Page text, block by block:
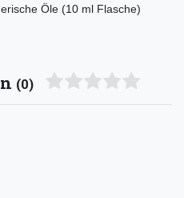
Öle (10 ml Flasche)
(0)